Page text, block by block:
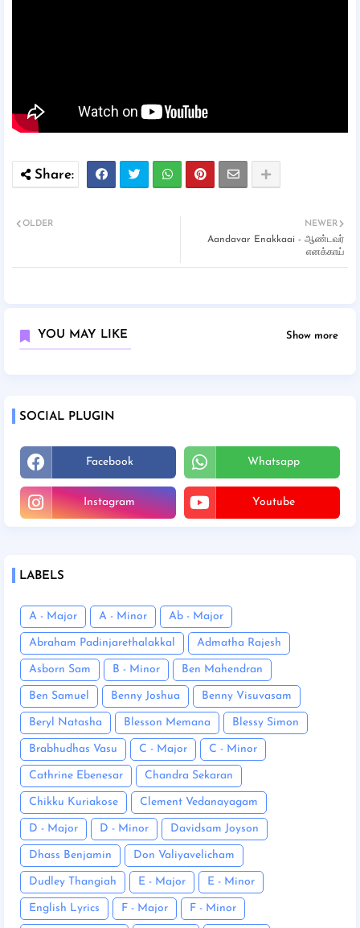
NEWER
Aandavar Enakkaai - ஆண்டவர்
எனக்காய்
OLDER
YOU MAY LIKE Show more
SOCIAL PLUGIN
Facebook Whatsapp
Instagram Youtube
LABELS
A - Major A - Minor Ab - Major
Abraham Padinjarethalakkal Admatha Rajesh
Asborn Sam B - Minor Ben Mahendran
Ben Samuel Benny Joshua Benny Visuvasam
Beryl Natasha Blesson Memana Blessy Simon
Brabhudhas Vasu C - Major C - Minor
Cathrine Ebenesar Chandra Sekaran
Chikku Kuriakose Clement Vedanayagam
D - Major D - Minor Davidsam Joyson
Dhass Benjamin Don Valiyavelicham
Dudley Thangiah E - Major E - Minor
English Lyrics F - Major F - Minor